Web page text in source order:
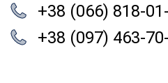
+38 (066) 818-
+38 (097) 463-